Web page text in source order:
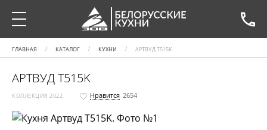
ГЛАВНАЯ КАТАЛОГ КУХНИ АРТВУД Т515K
АРТВУД Т515K
КОЛЛЕКЦИЯ 2022 Нравится 2654